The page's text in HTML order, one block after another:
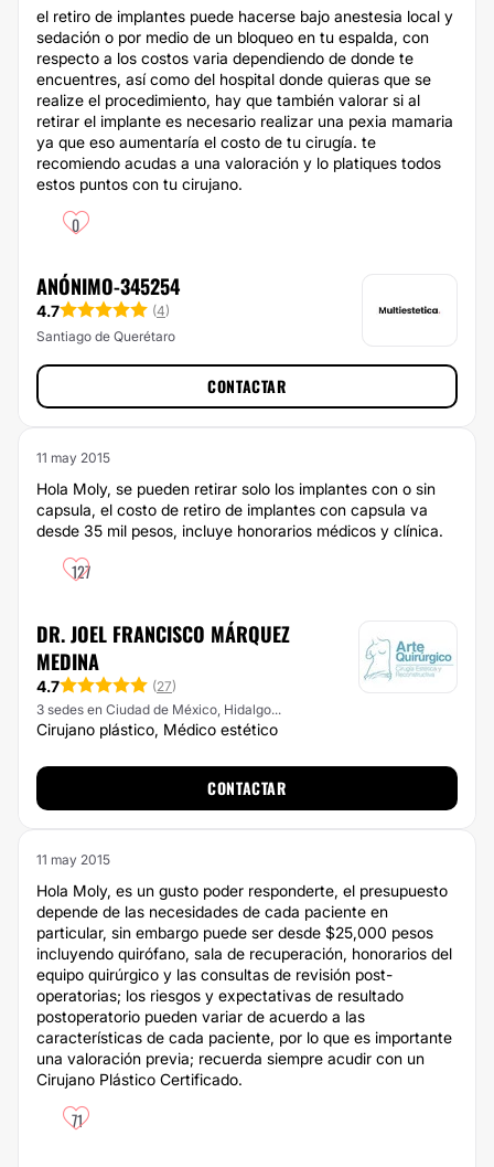
el retiro de implantes puede hacerse bajo anestesia local y
sedación o por medio de un bloqueo en tu espalda, con
respecto a los costos varia dependiendo de donde te
encuentres, así como del hospital donde quieras que se
realize el procedimiento, hay que también valorar si al
retirar el implante es necesario realizar una pexia mamaria
ya que eso aumentaría el costo de tu cirugía. te
recomiendo acudas a una valoración y lo platiques todos
estos puntos con tu cirujano.
0
ANÓNIMO-345254
4.7 (4)
Santiago de Querétaro
CONTACTAR
11 may 2015
Hola Moly, se pueden retirar solo los implantes con o sin
capsula, el costo de retiro de implantes con capsula va
desde 35 mil pesos, incluye honorarios médicos y clínica.
127
DR. JOEL FRANCISCO MÁRQUEZ
MEDINA
4.7 (27)
3 sedes en Ciudad de México, Hidalgo...
Cirujano plástico, Médico estético
CONTACTAR
11 may 2015
Hola Moly, es un gusto poder responderte, el presupuesto
depende de las necesidades de cada paciente en
particular, sin embargo puede ser desde $25,000 pesos
incluyendo quirófano, sala de recuperación, honorarios del
equipo quirúrgico y las consultas de revisión post-
operatorias; los riesgos y expectativas de resultado
postoperatorio pueden variar de acuerdo a las
características de cada paciente, por lo que es importante
una valoración previa; recuerda siempre acudir con un
Cirujano Plástico Certificado.
71